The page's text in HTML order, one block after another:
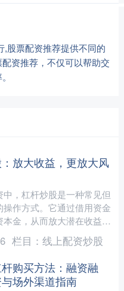
股票配资推荐提供不同的
资推荐，不仅可以帮助交
放大收益，更放大风
中，杠杆炒股是一种常见但
操作方式。它通过借用资金
本金，从而放大潜在收益，
险成倍放大。对于投资者
杠杆炒股的本质....
栏目： 线上配资炒股
购买方法：融资融
场外渠道指南